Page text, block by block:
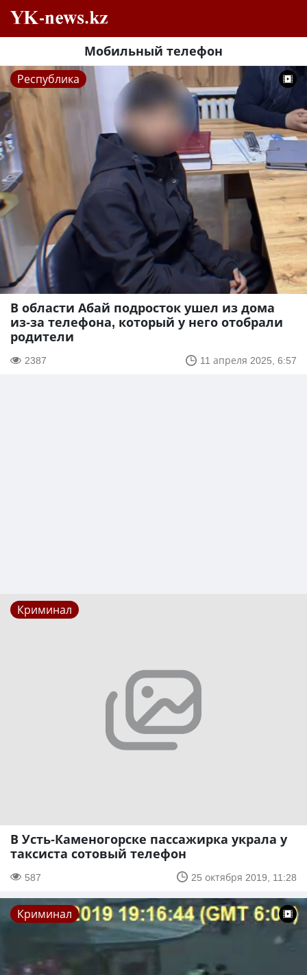
Мобильный телефон
Республика
В области Абай подросток ушел из дома
из-за телефона, который у него отобрали
родители
2387 11 апреля 2025, 6:57
Криминал
В Усть-Каменогорске пассажирка украла у
таксиста сотовый телефон
587 25 октября 2019, 11:28
Криминал